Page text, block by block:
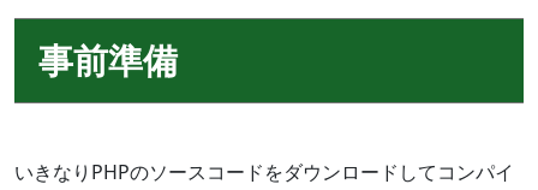
事前準備
いきなりPHPのソースコードをダウンロードしてコンパイ